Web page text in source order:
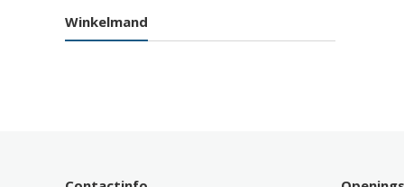
Winkelmand